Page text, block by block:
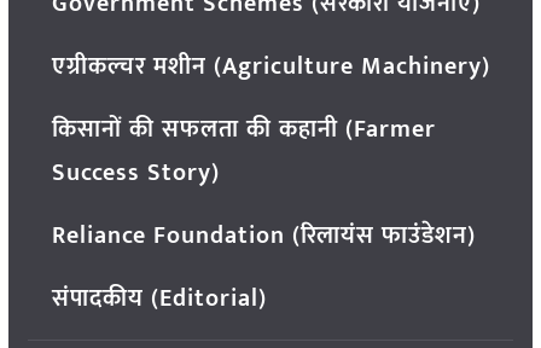
एग्रीकल्चर मशीन (Agriculture Machinery)
किसानों की सफलता की कहानी (Farmer
Success Story)
Reliance Foundation (रिलायंस फाउंडेशन)
संपादकीय (Editorial)